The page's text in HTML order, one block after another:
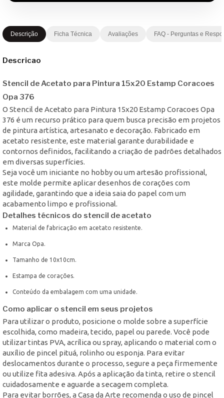
Descrição Ficha Técnica Avaliações FAQ - Perguntas e
Descricao
Stencil de Acetato para Pintura 15x20 Estamp Coracoes
Opa 376
O Stencil de Acetato para Pintura 15x20 Estamp Coracoes Opa
376 é um recurso prático para quem busca precisão em projetos
de pintura artística, artesanato e decoração. Fabricado em
acetato resistente, este material garante durabilidade e
contornos definidos, facilitando a criação de padrões detalhados
em diversas superfícies.
Seja você um iniciante no hobby ou um artesão profissional,
este molde permite aplicar desenhos de corações com
agilidade, garantindo que a ideia saia do papel com um
acabamento limpo e profissional.
Detalhes técnicos do stencil de acetato
Material de fabricação em acetato resistente.
Marca Opa.
Tamanho de 10x10cm.
Estampa de corações.
Conteúdo da embalagem com uma unidade.
Como aplicar o stencil em seus projetos
Para utilizar o produto, posicione o molde sobre a superfície
escolhida, como madeira, tecido, papel ou parede. Você pode
utilizar tintas PVA, acrílica ou spray, aplicando o material com o
auxílio de pincel pituá, rolinho ou esponja. Para evitar
deslocamentos durante o processo, segure a peça firmemente
ou utilize fita adesiva. Após a aplicação da tinta, retire o stencil
cuidadosamente e aguarde a secagem completa.
Para evitar borrões, a Casa da Arte recomenda o uso de pincel